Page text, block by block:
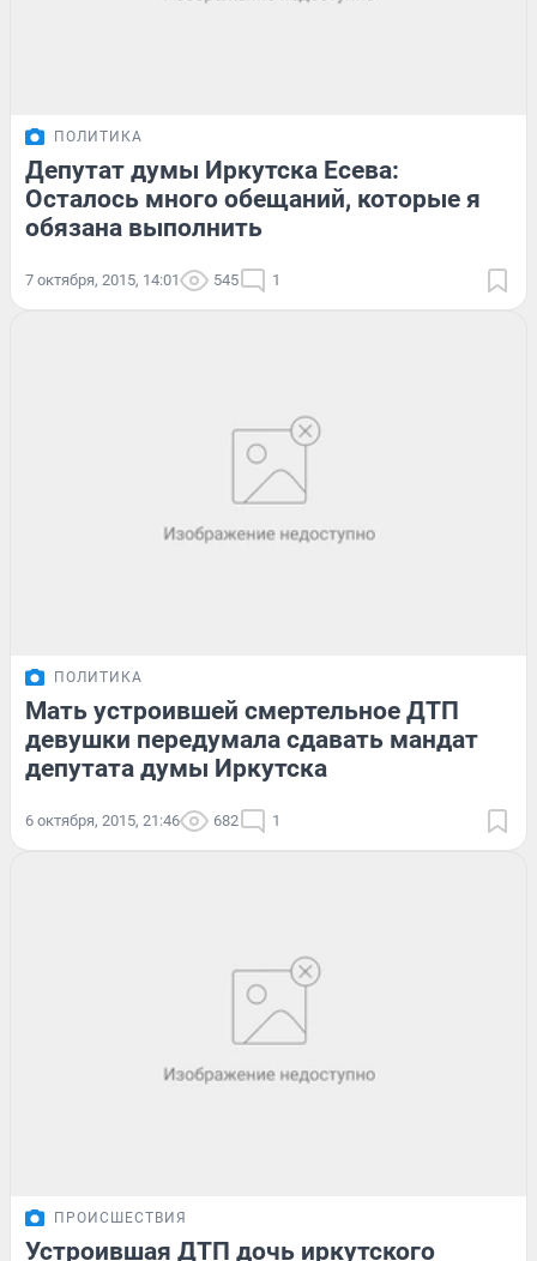
ПОЛИТИКА
Депутат думы Иркутска Есева:
Осталось много обещаний, которые я
обязана выполнить
7 октября, 2015, 14:01 545 1
ПОЛИТИКА
Мать устроившей смертельное ДТП
девушки передумала сдавать мандат
депутата думы Иркутска
6 октября, 2015, 21:46 682 1
ПРОИСШЕСТВИЯ
Устроившая ДТП дочь иркутского